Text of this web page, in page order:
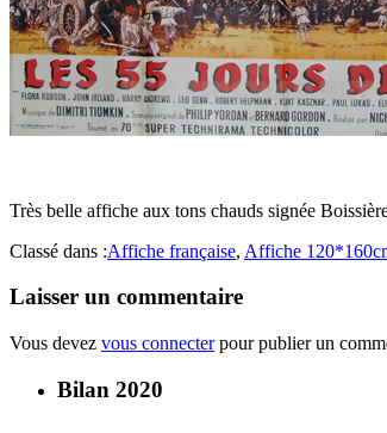
Très belle affiche aux tons chauds signée
Classé dans :Affiche française, Affiche
Laisser un commentaire
Vous devez vous connecterpour publier un
Bilan 2020